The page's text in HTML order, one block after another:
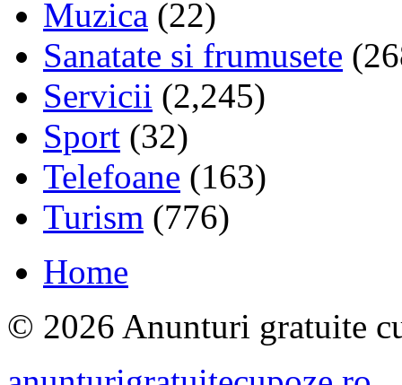
Muzica (22)
Sanatate si frumusete
Servicii (2,245)
Sport (32)
Telefoane (163)
Turism (776)
Home
© 2026 Anunturi gratuite